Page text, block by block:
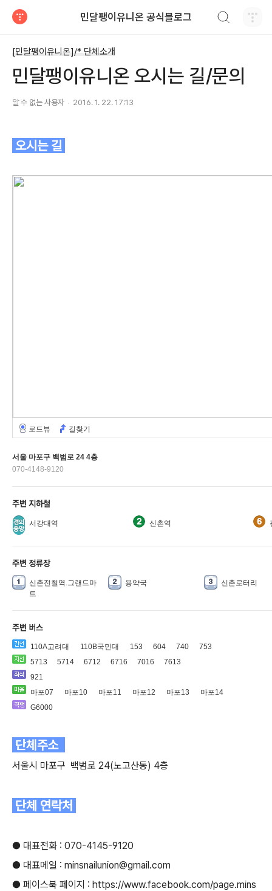
민달팽이유니온 공식블로그
[민달팽이유니온]/* 단체소개
민달팽이유니온 오시는 길/문의
알 수 없는 사용자 2016. 1. 22. 17:13
오시는 길
로드뷰 길찾기
서울 마포구 백범로 24 4층
070-4148-9120
서강대역 신촌역
신촌전철역.그랜드마
트
용약국 신촌로터리
110A고려대 110B국민대 153 604 740
753
5713
5714 6712 6716 7016
7613
921
마포07
마포10 마포11 마포12 마포13
마포14
G6000
단체주소
서울시 마포구 백범로 24(노고산동) 4층
단체 연락처
● 대표전화 : 070-4145-9120
● 대표메일 : minsnailunion@gmail.com
● 페이스북 페이지 : https://www.facebook.com/page.mins